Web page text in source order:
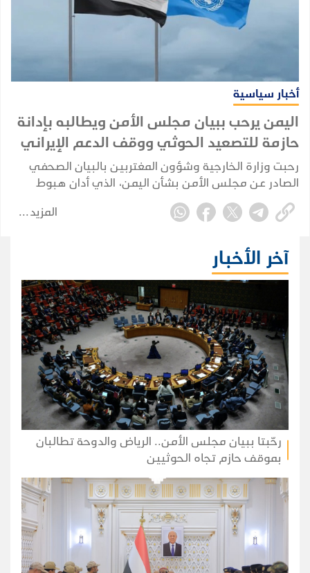
أخبار سياسية
اليمن يرحب ببيان مجلس الأمن ويطالبه بإدانة
حازمة للتصعيد الحوثي ووقف الدعم الإيراني
رحبت وزارة الخارجية وشؤون المغتربين بالبيان الصحفي
الصادر عن مجلس الأمن بشأن اليمن، الذي أدان هبوط
طائرات إيرانية في مطاري صنعاء والحديدة دون إذن
الحكومة اليمنية -المعترف بها دولياً-، والاعتداءات الحوثية
التزامه بسيادة الجمهورية اليمنية واستقلالها ووحدتها
وسلامة أراضيها.
المزيد
آخر الأخبار
رحّبتا ببيان مجلس الأمن.. الرياض والدوحة تطالبان
بموقف حازم تجاه الحوثيين